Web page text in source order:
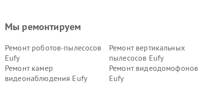
Мы ремонтируем
Ремонт роботов-пылесосов
Eufy
Ремонт вертикальных
пылесосов Eufy
Ремонт камер
видеонаблюдения Eufy
Ремонт видеодомофонов
Eufy